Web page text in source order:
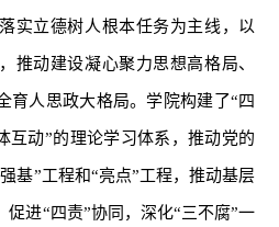
实立德树人根本任务为主线，以
推动建设凝心聚力思想高格局、
育人思政大格局。学院构建了“四
互动”的理论学习体系，推动党的
基”工程和“亮点”工程，推动基层
进“四责”协同，深化“三不腐”一